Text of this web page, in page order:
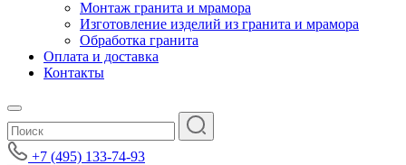
Монтаж гранита и мрамора
Изготовление изделий из гранита и мрамора
Обработка гранита
Оплата и доставка
Контакты
+7 (495) 133-74-93